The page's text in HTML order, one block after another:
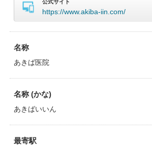
公式サイト
https://www.akiba-iin.com/
名称
あきば医院
名称 (かな)
あきばいいん
最寄駅